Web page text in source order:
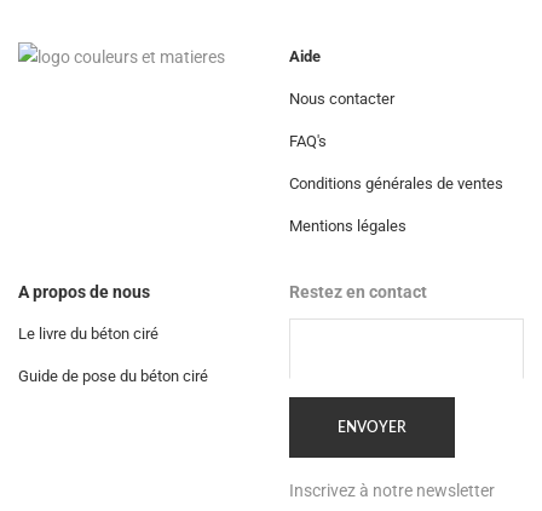
Aide
Nous contacter
FAQ's
Conditions générales de ventes
Mentions légales
A propos de nous
Le livre du béton ciré
Guide de pose du béton ciré
Restez en contact
Inscrivez à notre newsletter